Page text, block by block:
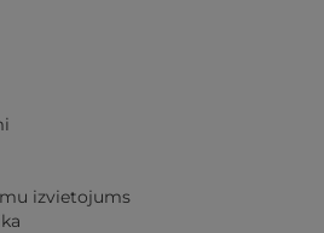
izvietojums